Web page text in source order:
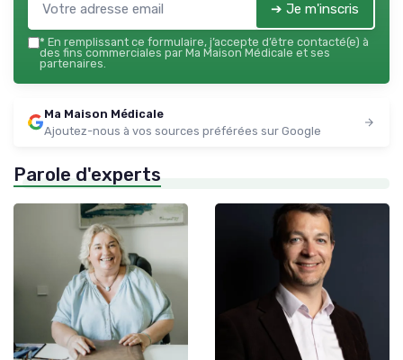
➔ Je m'inscris
* En remplissant ce formulaire, j’accepte d’être contacté(e) à
des fins commerciales par Ma Maison Médicale et ses
partenaires.
Ma Maison Médicale
Ajoutez-nous à vos sources préférées sur Google
Parole d'experts